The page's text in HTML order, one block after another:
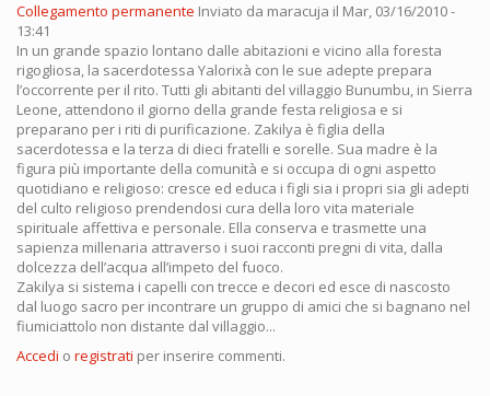
Collegamento permanente Inviato da maracuja il Mar, 03/16/2010 -
13:41
In un grande spazio lontano dalle abitazioni e vicino alla foresta
rigogliosa, la sacerdotessa Yalorixà con le sue adepte prepara
l’occorrente per il rito. Tutti gli abitanti del villaggio Bunumbu, in Sierra
Leone, attendono il giorno della grande festa religiosa e si
preparano per i riti di purificazione. Zakilya è figlia della
sacerdotessa e la terza di dieci fratelli e sorelle. Sua madre è la
figura più importante della comunità e si occupa di ogni aspetto
quotidiano e religioso: cresce ed educa i figli sia i propri sia gli adepti
del culto religioso prendendosi cura della loro vita materiale
spirituale affettiva e personale. Ella conserva e trasmette una
sapienza millenaria attraverso i suoi racconti pregni di vita, dalla
dolcezza dell’acqua all’impeto del fuoco.
Zakilya si sistema i capelli con trecce e decori ed esce di nascosto
dal luogo sacro per incontrare un gruppo di amici che si bagnano nel
fiumiciattolo non distante dal villaggio...
Accedi o registrati per inserire commenti.